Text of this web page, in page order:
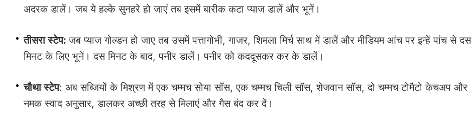
अदरक डालें। जब ये हल्के सुनहरे हो जाएं तब इसमें बारीक कटा प्याज डालें और भूनें।
तीसरा स्टेप:जब प्याज गोल्डन हो जाए तब उसमें पत्तागोभी, गाजर, शिमला मिर्च साथ में डालें और मीडियम आंच पर इन्हें पांच से दस
मिनट के लिए भूनें। दस मिनट के बाद, पनीर डालें। पनीर को कददूसकर कर के डालें।
चौथा स्टेप: अब सब्जियों के मिश्रण में एक चम्मच सोया सॉस, एक चम्मच चिली सॉस, शेजवान सॉस, दो चम्मच टोमैटो केचअप और
नमक स्वाद अनुसार, डालकर अच्छी तरह से मिलाएं और गैस बंद कर दें।